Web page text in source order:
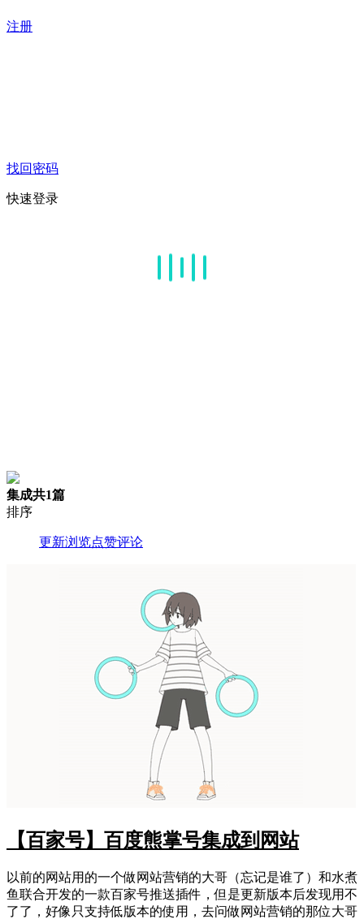
注册
找回密码
快速登录
集成共1篇
排序
更新浏览点赞评论
【百家号】百度熊掌号集成到网站
以前的网站用的一个做网站营销的大哥（忘记是谁了）和水煮
鱼联合开发的一款百家号推送插件，但是更新版本后发现用不
了了，好像只支持低版本的使用，去问做网站营销的那位大哥